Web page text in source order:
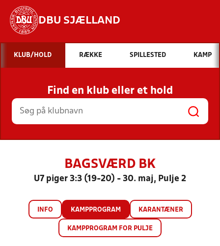
DBU SJÆLLAND
Hvad vil du søge efter?
INDHOLD OG NYHEDER
STILLINGER, RESULTATER, KLUBBER OG
HOLD
KLUB/HOLD RÆKKE SPILLESTED KAMP
Find en klub eller et hold
BAGSVÆRD BK
U7 piger 3:3 (19-20) - 30. maj, Pulje 2
INFO KAMPPROGRAM KARANTÆNER
KAMPPROGRAM FOR PULJE